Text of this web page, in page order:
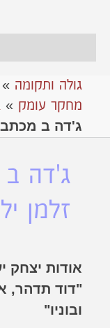
גולה ותקומה »
מחקר עומק »
ג'דה ב מכתבי
ג'דה ב
זלמן ילין
אודות יצחק
"דוד תדהר,
ובוניו"